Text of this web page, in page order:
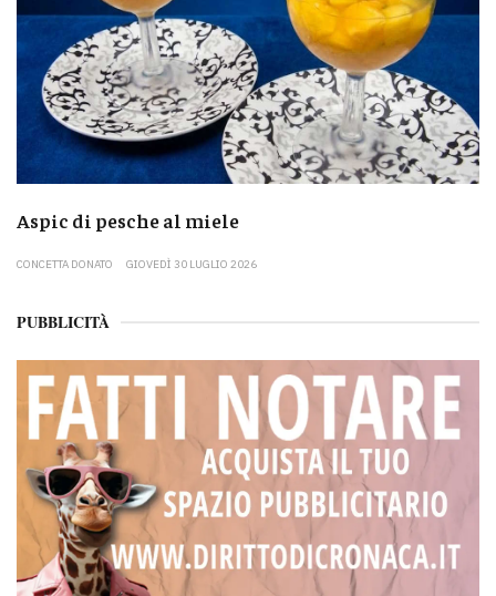
Aspic di pesche al miele
CONCETTA DONATO GIOVEDÌ 30 LUGLIO 2026
PUBBLICITÀ